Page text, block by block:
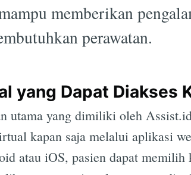
memberikan
perawatan.
yang Dapat Diakses
utama yang dimiliki oleh
kapan saja melalui aplikasi
atau iOS, pasien dapat